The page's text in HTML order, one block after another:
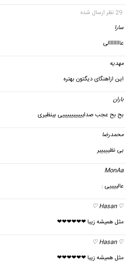
29 نظر ارسال شده
سارا
عاااااااالی
مهدیه
این ازاهنگای دیگتون بهتره
باران
بح بح عجب صداییییییییییی بینظیری
محمدرضا
بی نظیییییر
MonAa
عالییییی :
♡ Hasan ♡
مثل همیشه زیبا ❤❤❤❤❤❤
♡ Hasan ♡
مثل همیشه زیبا ❤❤❤❤❤❤